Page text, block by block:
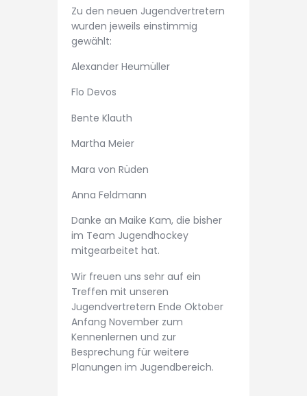
Zu den neuen Jugendvertretern
wurden jeweils einstimmig
gewählt:
Alexander Heumüller
Flo Devos
Bente Klauth
Martha Meier
Mara von Rüden
Anna Feldmann
Danke an Maike Kam, die bisher
im Team Jugendhockey
mitgearbeitet hat.
Wir freuen uns sehr auf ein
Treffen mit unseren
Jugendvertretern Ende Oktober
Anfang November zum
Kennenlernen und zur
Besprechung für weitere
Planungen im Jugendbereich.